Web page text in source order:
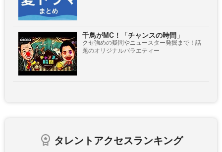
千鳥がMC！「チャンスの時間」
クセ強めの疑問やニュースター発掘まで！話
題のオリジナルバラエティー
タレントアクセスランキング